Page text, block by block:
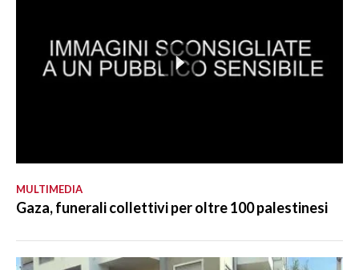
MULTIMEDIA
Gaza, funerali collettivi per oltre 100 palestinesi